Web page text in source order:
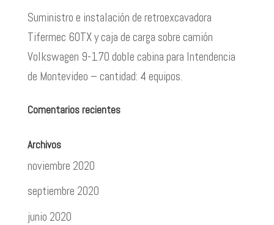
Suministro e instalación de retroexcavadora
Tifermec 60TX y caja de carga sobre camión
Volkswagen 9-170 doble cabina para Intendencia
de Montevideo – cantidad: 4 equipos.
Comentarios recientes
Archivos
noviembre 2020
septiembre 2020
junio 2020